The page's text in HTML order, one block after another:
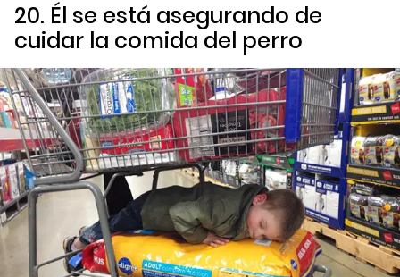
20. Él se está asegurando de
cuidar la comida del perro